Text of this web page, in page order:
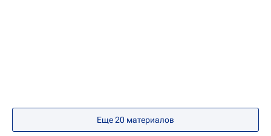
Еще20 материалов